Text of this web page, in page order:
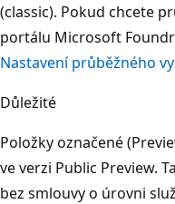
(classic). Pokud chcete
portálu Microsoft
Nastavení průběžného
Důležité
Položky označené
ve verzi Public Preview.
bez smlouvy o úrovni